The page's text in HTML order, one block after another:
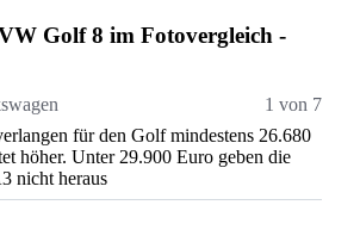
Golf 8 im Fotovergleich -
1 von 7
für den Golf mindestens 26.680
höher. Unter 29.900 Euro geben die
nicht heraus